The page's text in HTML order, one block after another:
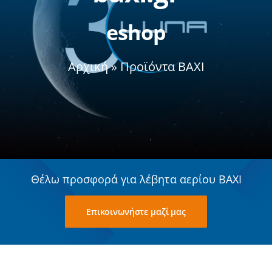
Σχετικά με εμάς eshop
Αρχική»Προϊόντα BAXI
Θέλω προσφορά για λέβητα αερίου BAXI
Επικοινωνήστε μαζί μας